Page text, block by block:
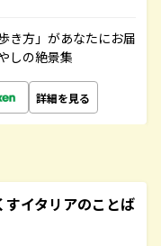
き方」があなたにお届
しの絶景集
詳細を見る
イタリアのことば